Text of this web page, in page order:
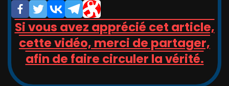
Si vous avez apprécié cet article,
cette vidéo, merci de partager,
afin de faire circuler la vérité.